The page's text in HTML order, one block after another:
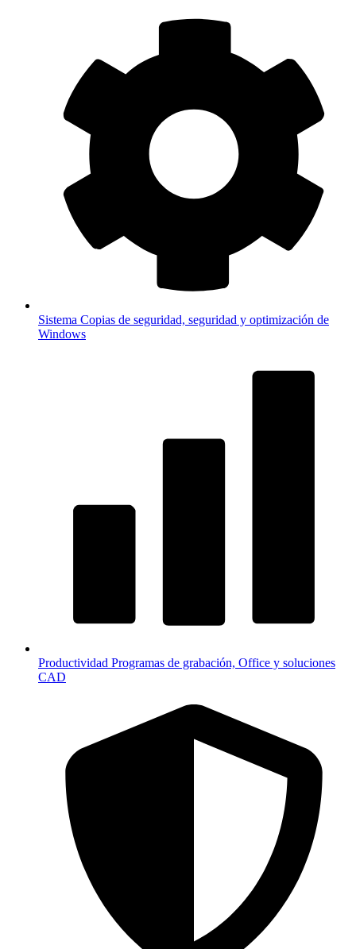
Sistema Copias de seguridad, seguridad y optimización de
Windows
Productividad Programas de grabación, Office y soluciones
CAD